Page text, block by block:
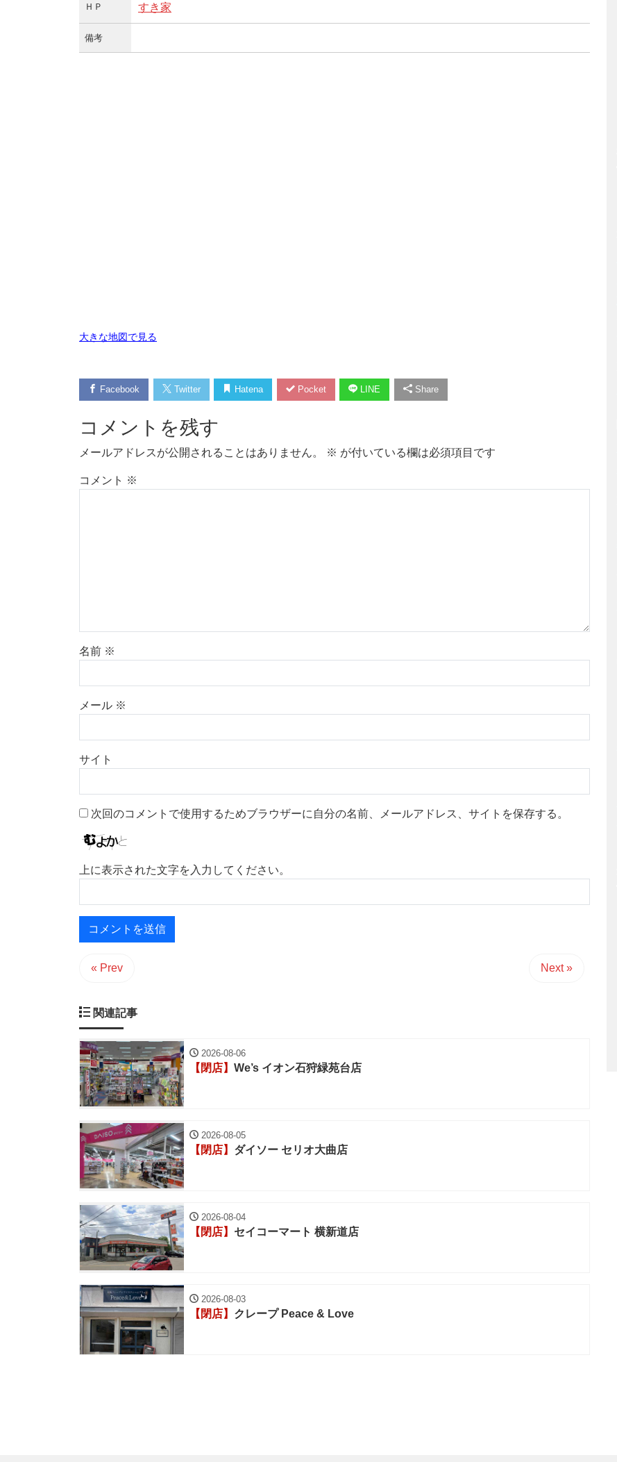
ＨＰ すき家
備考
大きな地図で見る
Facebook Twitter Hatena Pocket LINE Share
コメントを残す
メールアドレスが公開されることはありません。 ※ が付いている欄は必須項目です
コメント ※
名前 ※
メール ※
サイト
次回のコメントで使用するためブラウザーに自分の名前、メールアドレス、サイトを保存する。
上に表示された文字を入力してください。
« Prev Next »
関連記事
2026-08-06
【閉店】 We’s イオン石狩緑苑台店
2026-08-05
【閉店】 ダイソー セリオ大曲店
2026-08-04
【閉店】 セイコーマート 横新道店
2026-08-03
【閉店】 クレープ Peace & Love